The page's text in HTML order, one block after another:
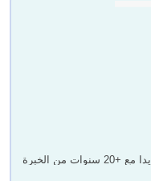
الخبرة